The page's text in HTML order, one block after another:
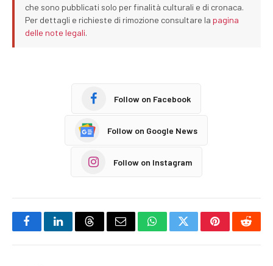
che sono pubblicati solo per finalità culturali e di cronaca.
Per dettagli e richieste di rimozione consultare la pagina
delle note legali.
Follow on Facebook
Follow on Google News
Follow on Instagram
FacebookLinkedInThreadsEmail WhatsAppTwitterPinterest